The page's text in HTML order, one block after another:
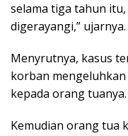
selama tiga tahun
digerayangi,” ujarnya.
Menyrutnya, kasus
korban
kepada orang tuanya.
Kemudian orang tua